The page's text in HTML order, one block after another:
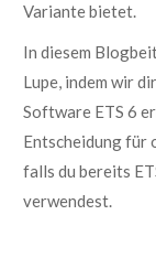
Variantebietet.
In diesem
Lupe, indem wirdir
Software ETS 6
Entscheidung für
falls du bereits
verwendest.